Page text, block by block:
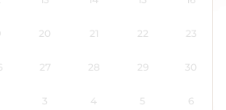
край
20 21 22 23
27 28 29 30
3 4 5 6